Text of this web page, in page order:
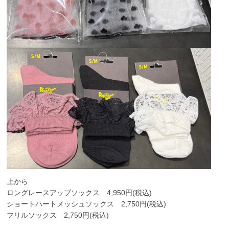
上から
ロングレースアップソックス 4,950円(税込)
ショートハートメッシュソックス 2,750円(税込)
フリルソックス 2,750円(税込)